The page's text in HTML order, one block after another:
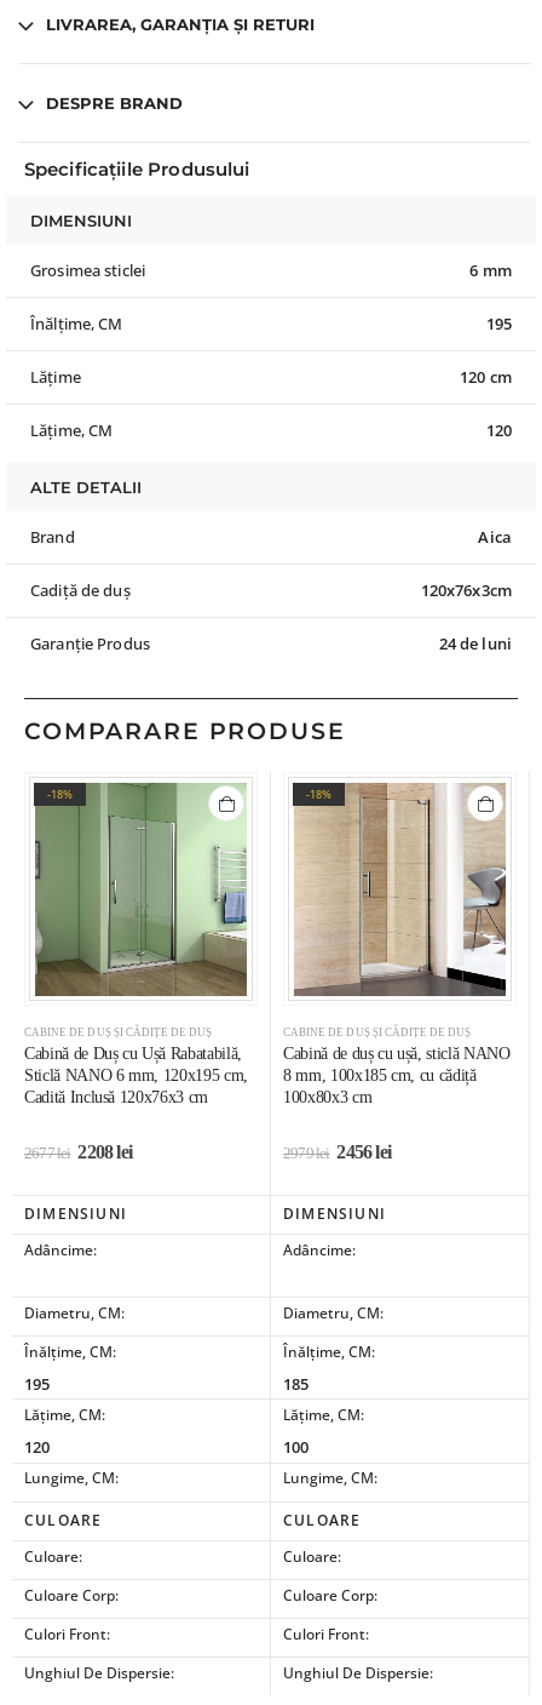
LIVRAREA, GARANȚIA ȘI RETURI
DESPRE BRAND
Specificațiile Produsului
DIMENSIUNI
Grosimea sticlei 6 mm
Înălțime, CM 195
Lățime 120 cm
Lățime, CM 120
ALTE DETALII
Brand Aica
Cadiță de duș 120x76x3cm
Garanție Produs 24 de luni
COMPARARE PRODUSE
-18%
CABINE DE DUȘ ȘI CĂDIȚE DE DUȘ
Cabină de Duș cu Ușă Rabatabilă,
Sticlă NANO 6 mm, 120x195 cm,
Cadită Inclusă 120x76x3 cm
2677lei 2208lei
-18%
CABINE DE DUȘ ȘI CĂDIȚE DE DUȘ
Cabină de duș cu ușă, sticlă NANO
8 mm, 100x185 cm, cu cădiță
100x80x3 cm
2979lei 2456lei
DIMENSIUNI
DIMENSIUNI
Adâncime:
Adâncime:
Diametru, CM:
Diametru, CM:
Înălțime, CM:
195
Înălțime, CM:
185
Lățime, CM:
120
Lățime, CM:
100
Lungime, CM: Lungime, CM:
CULOARE
CULOARE
Culoare:
Culoare:
Culoare Corp:
Culoare Corp:
Culori Front:
Culori Front:
Unghiul De Dispersie:
Unghiul De Dispersie: